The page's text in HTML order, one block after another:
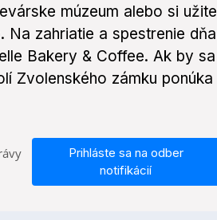
múzeum alebo si užite
zahriatie a spestrenie dňa
Bakery & Coffee. Ak by sa
Zvolenského zámku ponúka
Prihláste sa na odber
notifikácií